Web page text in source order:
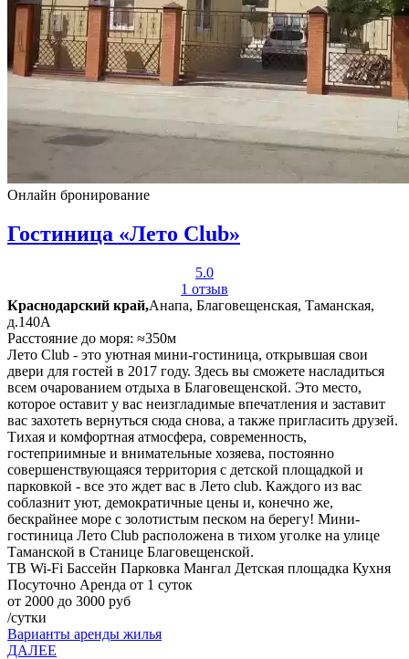
Онлайн бронирование
Гостиница «Лето Club»
5.0
1 отзыв
Краснодарский край,Анапа, Благовещенская, Таманская,
д.140А
Расстояние до моря: ≈350м
Лето Club - это уютная мини-гостиница, открывшая свои
двери для гостей в 2017 году. Здесь вы сможете насладиться
всем очарованием отдыха в Благовещенской. Это место,
которое оставит у вас неизгладимые впечатления и заставит
вас захотеть вернуться сюда снова, а также пригласить друзей.
Тихая и комфортная атмосфера, современность,
гостеприимные и внимательные хозяева, постоянно
совершенствующаяся территория с детской площадкой и
парковкой - все это ждет вас в Лето club. Каждого из вас
соблазнит уют, демократичные цены и, конечно же,
бескрайнее море с золотистым песком на берегу! Мини-
гостиница Лето Club расположена в тихом уголке на улице
Таманской в Станице Благовещенской.
ТВ Wi-Fi Бассейн Парковка Мангал Детская площадка Кухня
Посуточно Аренда от 1 суток
от 2000 до 3000 руб
/сутки
Варианты аренды жилья
ДАЛЕЕ